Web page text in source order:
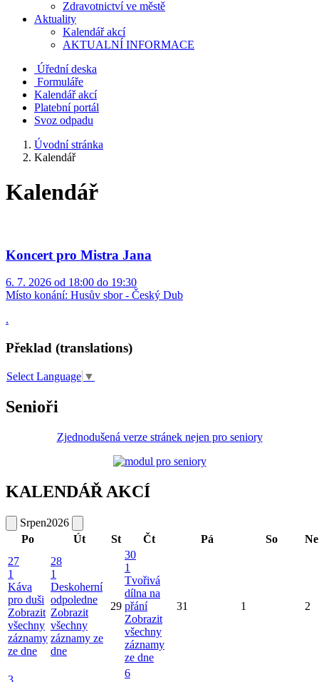
Zdravotnictví ve městě
Aktuality
Kalendář akcí
AKTUALNÍ INFORMACE
Úřední deska
Formuláře
Kalendář akcí
Platební portál
Svoz odpadu
Úvodní stránka
Kalendář
Kalendář
Koncert pro Mistra Jana
6. 7. 2026 od 18:00 do 19:30
Místo konání: Husův sbor - Český Dub
.
Překlad (translations)
Select Language ▼
Senioři
Zjednodušená verze stránek nejen pro seniory
KALENDÁŘ AKCÍ
Srpen2026
Po
Út St Čt Pá So
Ne
27
1
Káva
pro duši
Zobrazit
všechny
záznamy
ze dne
28
1
Deskoherní
odpoledne
Zobrazit
všechny
záznamy ze
dne
29
30
1
Tvořivá
dílna na
přání
Zobrazit
všechny
záznamy
ze dne
31 1 2
3
6